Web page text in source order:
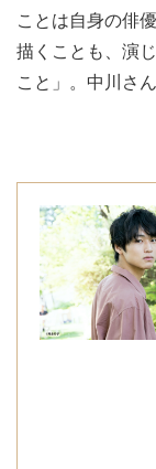
ことは自身の俳
描くことも、演
こと」。中川さ